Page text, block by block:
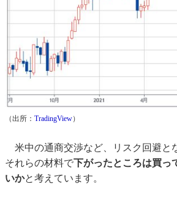
（出所： TradingView）
米中の通商交渉など、リスク回避と
それらの材料で下がったところは買っ
いかと考えています。